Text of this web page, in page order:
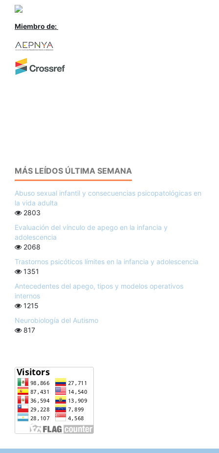
Miembro de:
MÁS LEÍDOS ÚLTIMA SEMANA
Abuso sexual infantil y consecuencias psicopatológicas en
la vida adulta
2803
Evaluación del vínculo de apego en la infancia y
adolescencia
2068
Trastornos psicóticos límites en la infancia y adolescencia
1351
Antecedentes del apego, tipos y modelos operativos
internos
1215
Neurobiología del Autismo
817